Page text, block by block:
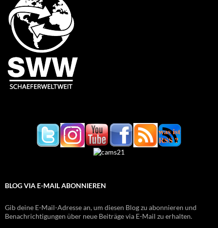
BLOG VIA E-MAIL ABONNIEREN
Gib deine E-Mail-Adresse an, um diesen Blog zu abonnieren und
Benachrichtigungen über neue Beiträge via E-Mail zu erhalten.